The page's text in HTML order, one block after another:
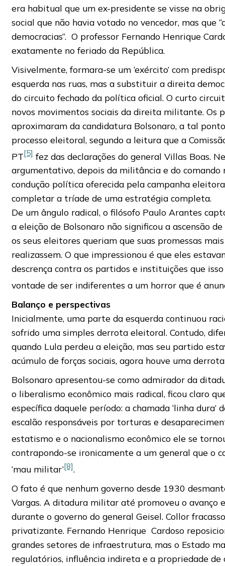
era habitual que um ex-presidente se visse na
social que não havia votado no vencedor, mas que
democracias”. O professor Fernando Henrique
exatamente no feriado da República.
Visivelmente, formara-se um ‘exército’ com
esquerda nas ruas, mas a substituir a direita
do circuito fechado da política oficial. O curto
novos movimentos sociais da direita militante. Os
aproximaram da candidatura Bolsonaro, a tal
processo eleitoral, segundo a leitura que a
PT[5]fez das declarações do general Villas Boas.
argumentativo, depois da militância e do
condução política oferecida pela campanha
completar a tríade de uma estratégia completa.
De um ângulo radical, o filósofo Paulo Arantes
a eleição de Bolsonaro não significou a ascensão
os seus eleitores queriam que suas promessas
realizassem. O que impressionou é que eles
descrença contra os partidos e instituições que isso
vontade de ser indiferentes a um horror que é
Balanço e perspectivas
Inicialmente, uma parte da esquerda continuou
sofrido uma simples derrota eleitoral. Contudo,
quando Lula perdeu a eleição, mas seu partido
acúmulo de forças sociais, agora houve uma
Bolsonaro apresentou-se como admirador da
o liberalismo econômico mais radical, ficou claro
específica daquele período: a chamada ‘linha dura’
escalão responsáveis por torturas e
estatismo e o nacionalismo econômico ele se
contrapondo-se ironicamente a um general que o
‘mau militar’[8].
O fato é que nenhum governo desde 1930
Vargas. A ditadura militar até promoveu o avanço
durante o governo do general Geisel. Collor
privatizante. Fernando Henrique Cardoso
grandes setores de infraestrutura, mas o Estado
regulatórios, influência indireta e a propriedade de